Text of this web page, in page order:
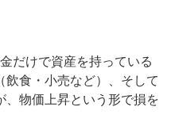
だけで資産を持っている
飲食・小売など）、そして
、物価上昇という形で損を